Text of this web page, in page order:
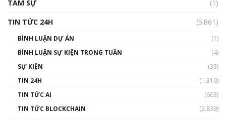
TÂM SỰ
(1)
TIN TỨC 24H
(5.861)
BÌNH LUẬN DỰ ÁN
(1)
BÌNH LUẬN SỰ KIỆN TRONG TUẦN
(4)
SỰ KIỆN
(33)
TIN 24H
(1.319)
TIN TỨC AI
(603)
TIN TỨC BLOCKCHAIN
(2.839)